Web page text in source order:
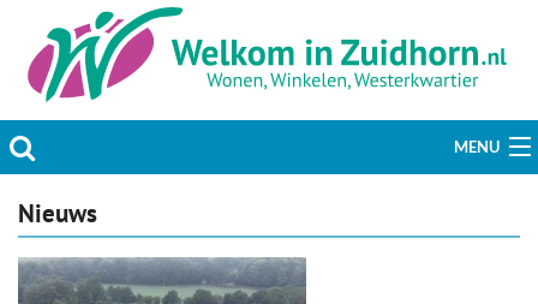
MENU
Actueel
Hobby & Vrije tijd
Nieuws